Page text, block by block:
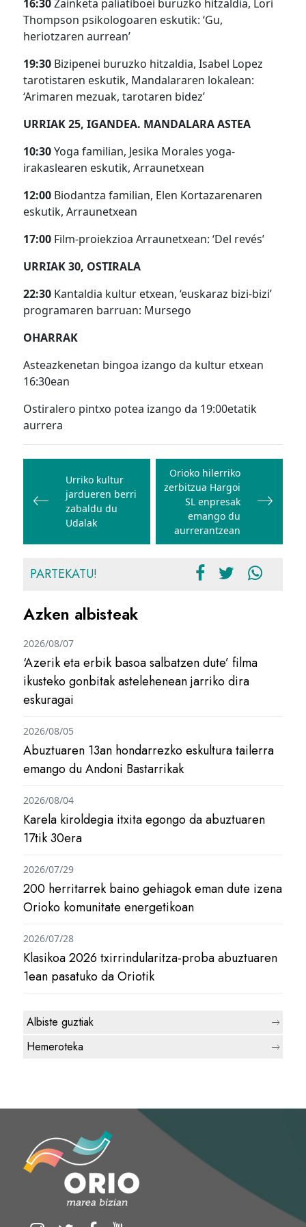
16:30Zainketa paliatiboei buruzko hitzaldia, Lori
Thompson psikologoaren eskutik: ‘Gu,
heriotzaren aurrean’
19:30 Bizipenei buruzko hitzaldia, Isabel Lopez
tarotistaren eskutik, Mandalararen lokalean:
‘Arimaren mezuak, tarotaren bidez’
URRIAK 25, IGANDEA. MANDALARA ASTEA
10:30Yoga familian, Jesika Morales yoga-
irakaslearen eskutik, Arraunetxean
12:00 Biodantza familian, Elen Kortazarenaren
eskutik, Arraunetxean
17:00 Film-proiekzioa Arraunetxean: ‘Del revés’
URRIAK 30, OSTIRALA
22:30 Kantaldia kultur etxean, ‘euskaraz bizi-bizi’
programaren barruan: Mursego
OHARRAK
Asteazkenetan bingoa izango da kultur etxean
16:30ean
Ostiralero pintxo potea izango da 19:00etatik
aurrera
Bidalketetan
zehar
nabigatu
Urriko kultur
jardueren berri
zabaldu du
Udalak
Orioko hilerriko
zerbitzua Hargoi
SL enpresak
emango du
aurrerantzean
PARTEKATU!
Azken albisteak
‘Azerik eta erbik basoa salbatzen dute’ filma
ikusteko gonbitak astelehenean jarriko dira
eskuragai
2026/08/07
Abuztuaren 13an hondarrezko eskultura tailerra
emango du Andoni Bastarrikak
2026/08/05
Karela kiroldegia itxita egongo da abuztuaren
17tik 30era
2026/08/04
200 herritarrek baino gehiagok eman dute izena
Orioko komunitate energetikoan
2026/07/29
Klasikoa 2026 txirrindularitza-proba abuztuaren
1ean pasatuko da Oriotik
2026/07/28
Albiste guztiak
Hemeroteka